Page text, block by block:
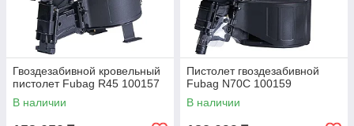
Гвоздезабивной кровельный
пистолет Fubag R45 100157
В наличии
Пистолет гвоздезабивной
Fubag N70C 100159
В наличии